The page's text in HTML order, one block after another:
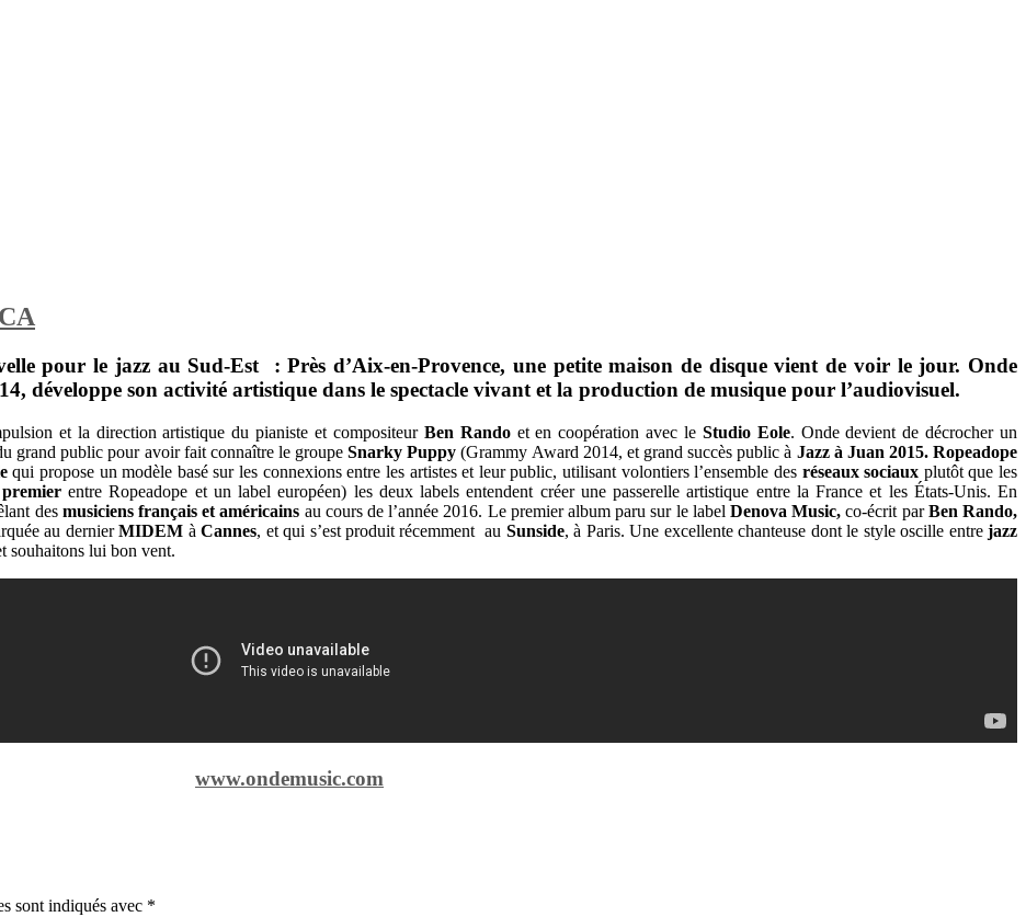
pour le jazz au Sud-Est : Près d’Aix-en-Provence, une petite maison de disque vient de voir le jour. Onde
développe son activité artistique dans le spectacle vivant et la production de musique pour l’audiovisuel.
et la direction artistique du pianiste et compositeur Ben Randoet en coopération avec le Studio Eole. Onde devient de décrocher un
grand public pour avoir fait connaître le groupe Snarky Puppy (Grammy Award 2014, et grand succès public à Jazz à Juan 2015.Ropeadope
qui propose un modèle basé sur les connexions entre les artistes et leur public, utilisant volontiers l’ensemble des réseaux sociaux plutôt que les
premierentre Ropeadope et un label européen) les deux labels entendent créer une passerelle artistique entre la France et les États-Unis. En
des musiciens français et américains au cours de l’année 2016. Le premier album paru sur le labelDenova Music,co-écrit parBen Rando,
au dernierMIDEM àCannes, et qui s’est produit récemment au Sunside, à Paris. Une excellente chanteuse dont le style oscille entrejazz
souhaitons lui bon vent.
www.ondemusic.com
sont indiqués avec *